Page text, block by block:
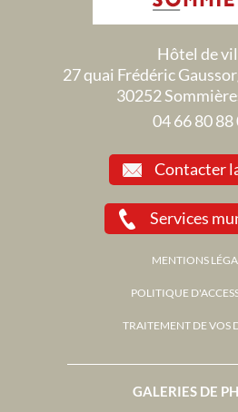
GALERIES DE
Hôtel de
27 quai Frédéric
30252
04 66 80 88
Contacter
Services
MENTIONS
POLITIQUE
TRAITEMENT DE VOS